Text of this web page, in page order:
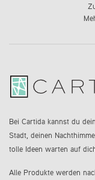
Bei Cartida kannst du
Stadt, deinen
tolle Ideen warten auf
Alle Produkte werden